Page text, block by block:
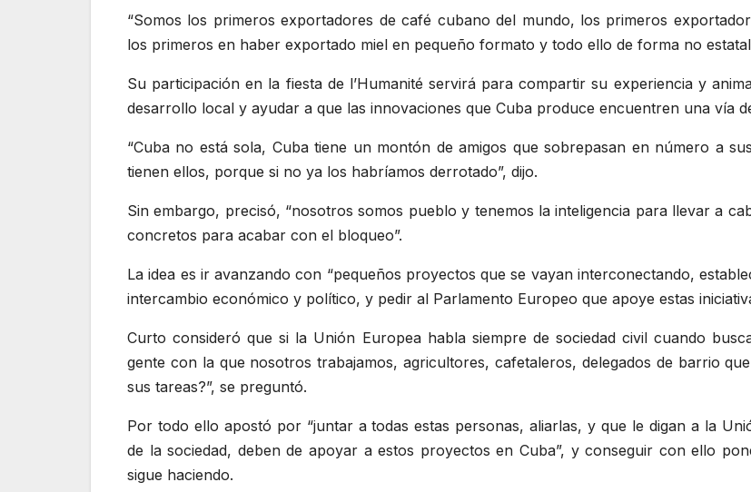
“Somos los primeros exportadores de café cubano del mundo, los primeros
los primeros en haber exportado miel en pequeño formato y todo ello de forma no
Su participación en la fiesta de l’Humanité servirá para compartir su experiencia y
desarrollo local y ayudar a que las innovaciones que Cuba produce encuentren una vía
“Cuba no está sola, Cuba tiene un montón de amigos que sobrepasan en número a
tienen ellos, porque si no ya los habríamos derrotado”, dijo.
Sin embargo, precisó, “nosotros somos pueblo y tenemos la inteligencia para llevar a
concretos para acabar con el bloqueo”.
La idea es ir avanzando con “pequeños proyectos que se vayan interconectando,
intercambio económico y político, y pedir al Parlamento Europeo que apoye estas
Curto consideró que si la Unión Europea habla siempre de sociedad civil cuando
gente con la que nosotros trabajamos, agricultores, cafetaleros, delegados de barrio
sus tareas?”, se preguntó.
Por todo ello apostó por “juntar a todas estas personas, aliarlas, y que le digan a la
de la sociedad, deben de apoyar a estos proyectos en Cuba”, y conseguir con ello
sigue haciendo.